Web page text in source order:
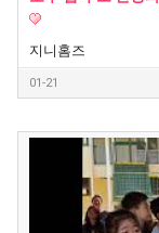
지니홈즈
01-21